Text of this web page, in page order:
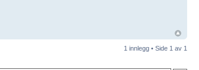
1 innlegg • Side 1 av 1